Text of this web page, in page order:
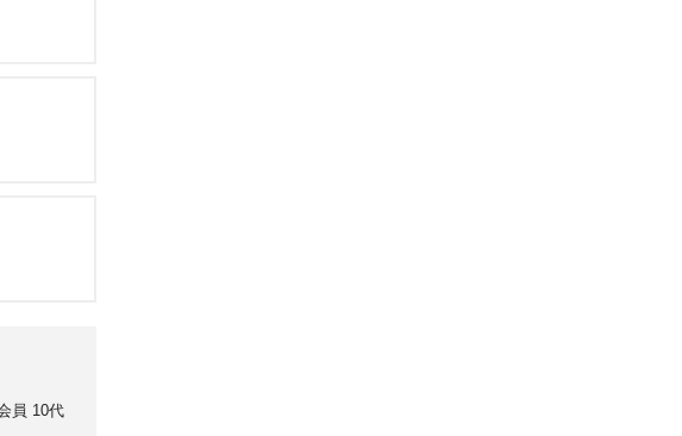
員 10代